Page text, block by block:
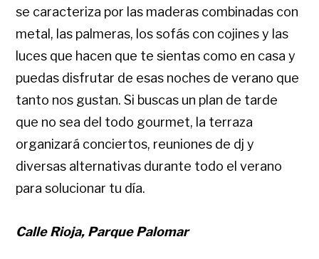
se caracteriza por las maderas combinadas con
metal, las palmeras, los sofás con cojines y las
luces que hacen que te sientas como en casa y
puedas disfrutar de esas noches de verano que
tanto nos gustan. Si buscas un plan de tarde
que no sea del todo gourmet, la terraza
organizará conciertos, reuniones de dj y
diversas alternativas durante todo el verano
para solucionar tu día.
Calle Rioja, Parque Palomar